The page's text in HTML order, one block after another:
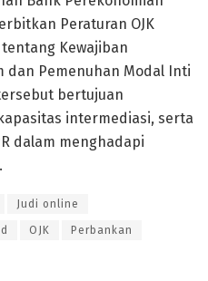
Peraturan OJK
tentang Kewajiban
dan Pemenuhan Modal Inti
bertujuan
intermediasi, serta
dalam menghadapi
Judi online
OJK Perbankan